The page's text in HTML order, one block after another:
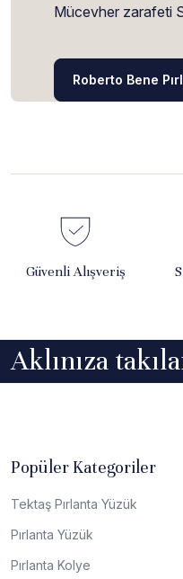
Mücevher zarafeti
Roberto Bene
Güvenli Alışveriş
Aklınıza
Popüler Kategoriler
Tektaş Pırlanta Yüzük
Pırlanta Yüzük
Pırlanta Kolye